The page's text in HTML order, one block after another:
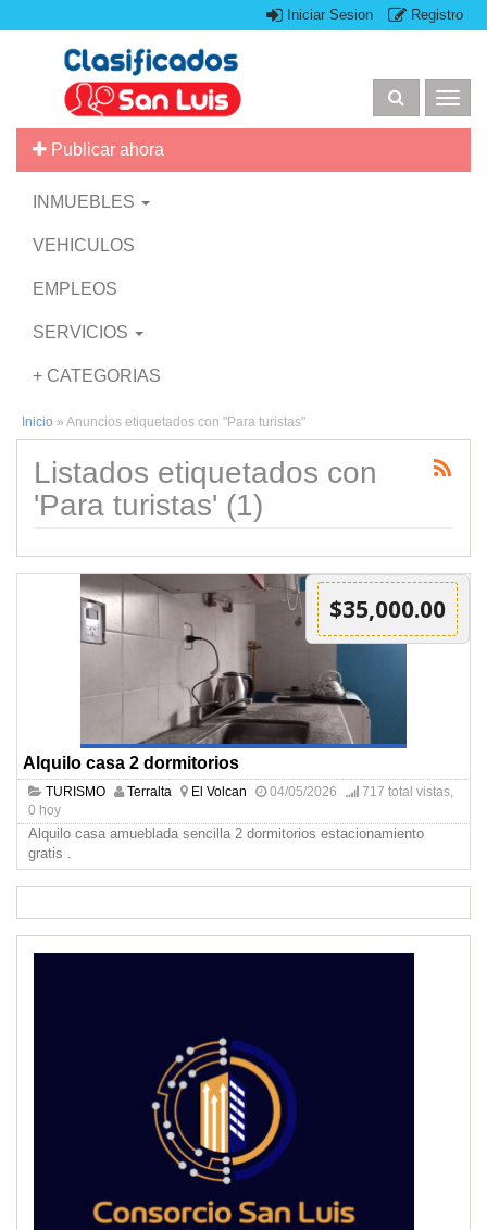
Iniciar Sesion Registro
Publicar ahora
INMUEBLES
VEHICULOS
EMPLEOS
SERVICIOS
+ CATEGORIAS
Inicio » Anuncios etiquetados con "Para turistas"
Listados etiquetados con
'Para turistas' (1)
$35,000.00
Alquilo casa 2 dormitorios
TURISMO Terralta El Volcan 04/05/2026
717 total vistas,
0 hoy
Alquilo casa amueblada sencilla 2 dormitorios estacionamiento
gratis .